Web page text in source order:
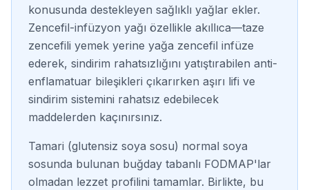
konusunda destekleyen sağlıklı yağlar ekler.
Zencefil-infüzyon yağı özellikle akıllıca—taze
zencefili yemek yerine yağa zencefil infüze
ederek, sindirim rahatsızlığını yatıştırabilen anti-
enflamatuar bileşikleri çıkarırken aşırı lifi ve
sindirim sistemini rahatsız edebilecek
maddelerden kaçınırsınız.
Tamari (glutensiz soya sosu) normal soya
sosunda bulunan buğday tabanlı FODMAP'lar
olmadan lezzet profilini tamamlar. Birlikte, bu